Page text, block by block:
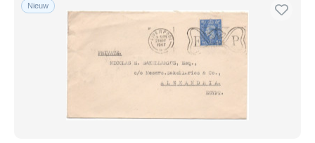
Nieuw